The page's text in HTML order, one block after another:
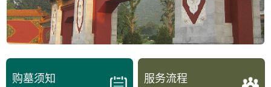
购墓须知 服务流程